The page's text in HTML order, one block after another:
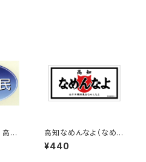
高知
高知なめんなよ（なめね
こ）ご当地ステッカー B-
3
¥440